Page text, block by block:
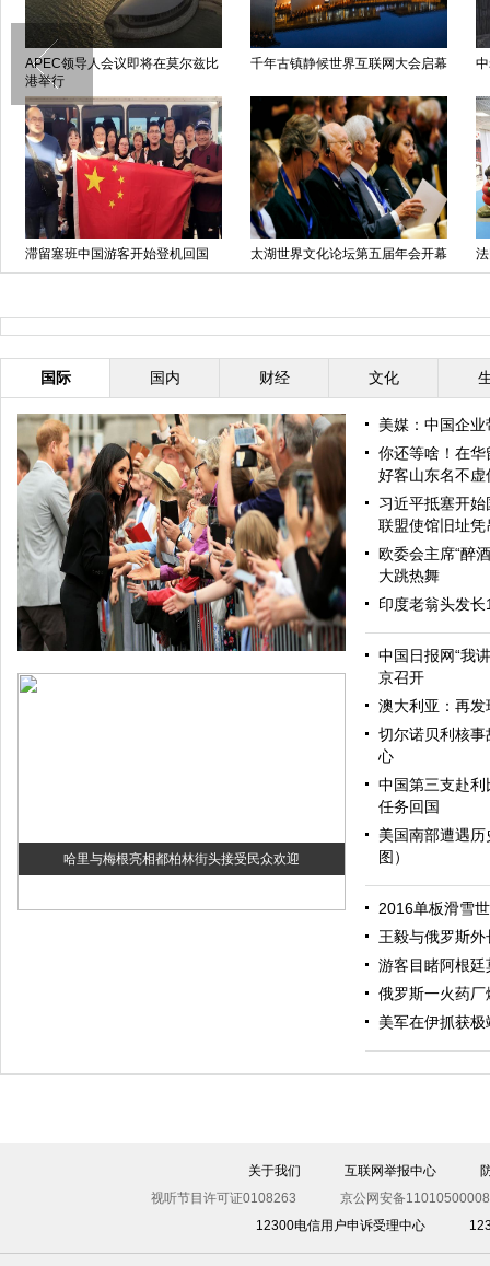
APEC领导人会议即将在莫尔兹比
港举行
千年古镇静候世界互联网大会启幕
滞留塞班中国游客开始登机回国
太湖世界文化论坛第五届年会开幕
式在京举行
国际 国内 财经 文化
哈里与梅根亮相都柏林街头接受民众欢迎
美媒：中国企
你还等啥！在
好客山东名不虚
习近平抵塞开
联盟使馆旧址凭
欧委会主席“醉
大跳热舞
印度老翁头发
中国日报网“我
京召开
澳大利亚：再
切尔诺贝利核
心
中国第三支赴
任务回国
美国南部遭遇
图）
2016单板滑雪
王毅与俄罗斯
游客目睹阿根
俄罗斯一火药
美军在伊抓获极
关于我们 互联网举报中心
视听节目许可证0108263
京公网安备
12300电信用户申诉受理中心